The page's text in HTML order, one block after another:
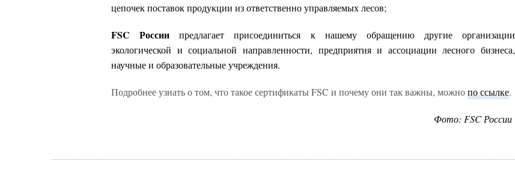
цепочек поставок продукции из ответственно управляемых лесов;
FSC России предлагает присоединиться к нашему обращению другие организации
экологической и социальной направленности, предприятия и ассоциации лесного бизнеса,
научные и образовательные учреждения.
Подробнее узнать о том, что такое сертификаты FSC и почему они так важны, можнопо ссылке.
Фото: FSC России